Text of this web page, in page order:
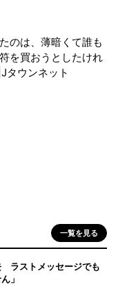
のは、薄暗くて誰も
を買おうとしたけれ
タウンネット
一覧を見る
ラストメッセージでも
」